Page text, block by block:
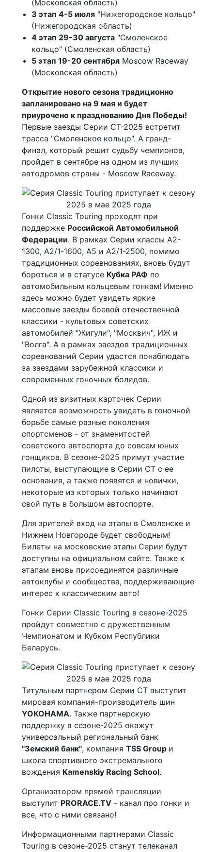
(Московская область)
3 этап 4-5 июля "Нижегородское кольцо"
(Нижегородская область)
4 этап 29-30 августа "Смоленское
кольцо" (Смоленская область)
5 этап 19-20 сентября Moscow Raceway
(Московская область)
Открытие нового сезона традиционно
запланировано на 9 мая и будет
приурочено к празднованию Дня Победы!
Первые заезды Серии CT-2025 встретит
трасса "Смоленское кольцо". А гранд-
финал, который решит судьбу чемпионов,
пройдет в сентябре на одном из лучших
автодромов страны - Moscow Raceway.
Гонки Classic Touring проходят при
поддержке Российской Автомобильной
Федерации. В рамках Серии классы А2-
1300, А2/1-1600, А5 и А2/1-2500, помимо
традиционных соревнованиях, вновь будут
бороться и в статусе Кубка РАФ по
автомобильным кольцевым гонкам! Именно
здесь можно будет увидеть яркие
массовые заезды боевой отечественной
классики - культовых советских
автомобилей "Жигули", "Москвич", ИЖ и
"Волга". А в рамках заездов традиционных
соревнований Серии удастся понаблюдать
за заездами зарубежной классики и
современных гоночных болидов.
Одной из визитных карточек Серии
является возможность увидеть в гоночной
борьбе самые разные поколения
спортсменов - от знаменитостей
советского автоспорта до совсем юных
гонщиков. В сезоне-2025 примут участие
пилоты, выступающие в Серии CT с ее
основания, а также появятся и новички,
некоторые из которых только начинают
свой путь в большом автоспорте.
Для зрителей вход на этапы в Смоленске и
Нижнем Новгороде будет свободным!
Билеты на московские этапы Серии будут
доступны на официальном сайте. Также к
этапам вновь присоединятся различные
автоклубы и сообщества, поддерживающие
интерес к классическим авто!
Гонки Серии Classic Touring в сезоне-2025
пройдут совместно с дружественным
Чемпионатом и Кубком Республики
Беларусь.
Титульным партнером Серии CT выступит
мировая компания-производитель шин
YOKOHAMA. Также партнерскую
поддержку в сезоне-2025 окажут
универсальный региональный банк
"Земский банк", компания TSS Group и
школа спортивного экстремального
вождения Kamenskiy Racing School.
Организатором прямой трансляции
выступит PRORACE.TV - канал про гонки и
все, что с ними связано!
Информационными партнерами Classic
Touring в сезоне-2025 станут телеканал